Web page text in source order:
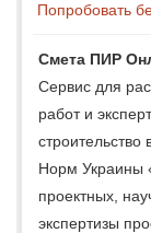
Попробовать
Смета ПИР
Сервис для
работ и
Норм Украины
проектных,
экспертизы